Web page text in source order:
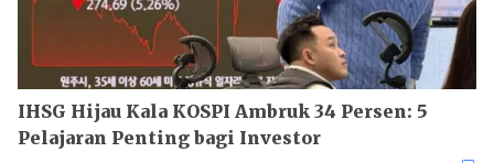
IHSG Hijau Kala KOSPI Ambruk 34 Persen: 5
Pelajaran Penting bagi Investor